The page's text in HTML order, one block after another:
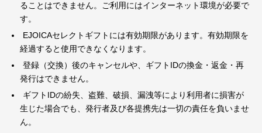
ることはできません。ご利用にはインターネット環境が必要で
す。
EJOICAセレクトギフトには有効期限があります。有効期限を
経過すると使用できなくなります。
登録（交換）後のキャンセルや、ギフトIDの換金・返金・再
発行はできません。
ギフトIDの紛失、盗難、破損、漏洩等により利用者に損害が
生じた場合でも、発行者及び各提携先は一切の責任を負いませ
ん。